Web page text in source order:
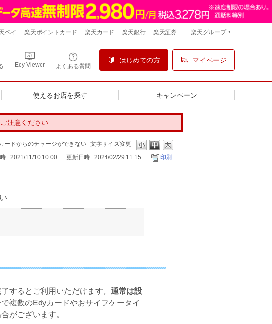
Edy Viewer よくある質問
はじめての方 マイページ
使えるお店を探す キャンペーン
ペイ 楽天ポイントカード 楽天カード 楽天銀行 楽天証券 楽天グループ
注意ください
文字サイズ変更
ードからのチャージができない
: 2021/11/10 10:00 更新日時 : 2024/02/29 11:15 印刷
するとご利用いただけます。 通常は設
複数のEdyカードやおサイフケータイ
がございます。